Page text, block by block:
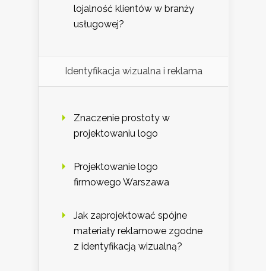
lojalność klientów w branży
usługowej?
Identyfikacja wizualna i reklama
Znaczenie prostoty w
projektowaniu logo
Projektowanie logo
firmowego Warszawa
Jak zaprojektować spójne
materiały reklamowe zgodne
z identyfikacją wizualną?